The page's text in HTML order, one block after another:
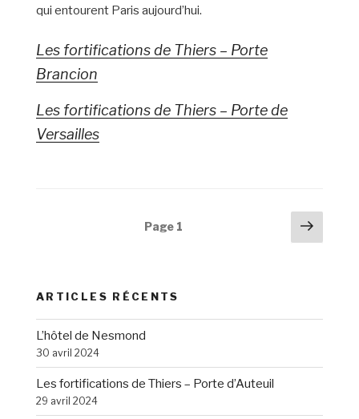
qui entourent Paris aujourd’hui.
Les fortifications de Thiers – Porte
Brancion
Les fortifications de Thiers – Porte de
Versailles
Page 1
Page
ARTICLES RÉCENTS
L’hôtel de Nesmond
30 avril 2024
Les fortifications de Thiers – Porte d’Auteuil
29 avril 2024